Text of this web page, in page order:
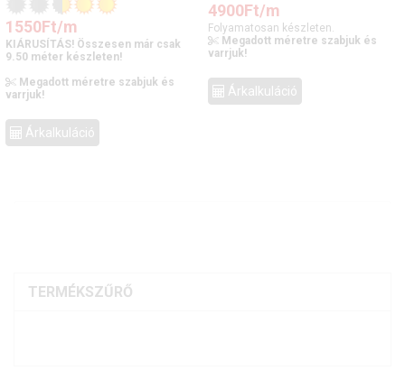
1550Ft/m
KIÁRUSÍTÁS! Összesen már csak
9.50 méter készleten!
Megadott méretre szabjuk és
varrjuk!
Árkalkuláció
4900Ft/m
Folyamatosan készleten.
Megadott méretre szabjuk és
varrjuk!
Árkalkuláció
TERMÉKSZŰRŐ